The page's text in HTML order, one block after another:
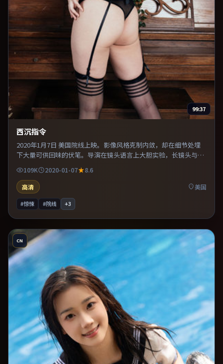
99:37
西沉指令
2020年1月7日 美国院线上映。影像风格克制内敛，却在细节处埋
下大量可供回味的伏笔。导演在镜头语言上大胆实验，长镜头与特
写交替强化压迫感。整体完成度较高，适合周末一口气看完。
109K 2020-01-07
8.6
高清
美国
#惊悚 #院线 +3
CN